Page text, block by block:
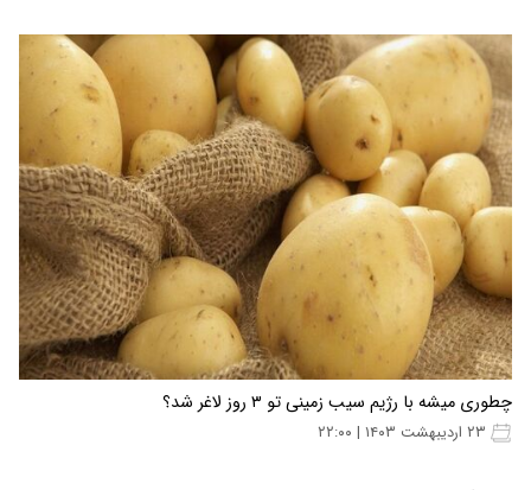
چطوری میشه با رژیم سیب زمینی تو ۳ روز لاغر شد؟